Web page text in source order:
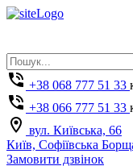
+38 068 777 51 33
+38 066 777 51 33
вул. Київська, 66
Київ, Софіївська
Замовити дзвінок